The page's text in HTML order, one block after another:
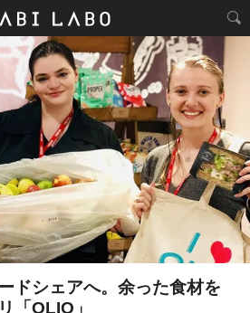
ドシェアへ。余った食材を
「OLIO」